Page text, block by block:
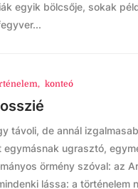
egyik bölcsője, sokak
, konteó
távoli, de annál
ugrasztó,
örmény szóval: az
lássa: a történelem